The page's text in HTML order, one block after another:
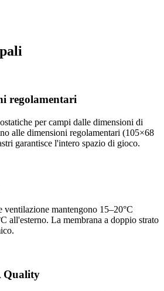
regolamentari
per campi dalle dimensioni di
alle dimensioni regolamentari (105×68
garantisce l'intero spazio di gioco.
ventilazione mantengono 15–20°C
all'esterno. La membrana a doppio strato
Quality